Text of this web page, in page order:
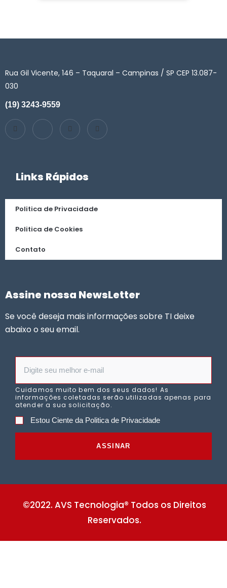
Rua Gil Vicente, 146 – Taquaral – Campinas / SP CEP 13.087-
030
(19) 3243-9559
Links Rápidos
Politica de Privacidade
Politica de Cookies
Contato
Assine nossa NewsLetter
Se você deseja mais informações sobre TI deixe
abaixo o seu email.
Cuidamos muito bem dos seus dados! As
informações coletadas serão utilizadas apenas para
atender a sua solicitação.
Estou Ciente da Politica de Privacidade
ASSINAR
©2022. AVS Tecnologia® Todos os Direitos
Reservados.